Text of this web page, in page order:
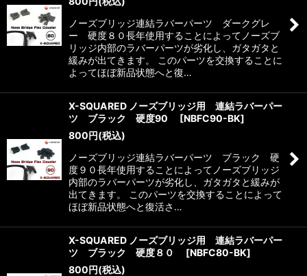
ノーズブリッジ連結ラバーパーツ ダークグレ
ー 硬度８０長年使用することによってノーズブ
リッジ内部のラバーパーツが劣化し、ガタガタと
緩みが出てきます。 このパーツを交換することに
よってほぼ新品状態へと復…
X-SQUARED ノーズブリッジ用 連結ラバーパー
ツ ブラック 硬度90
[NBFC90-BK]
800円(税込)
ノーズブリッジ連結ラバーパーツ ブラック 硬
度９０長年使用することによってノーズブリッジ
内部のラバーパーツが劣化し、ガタガタと緩みが
出てきます。 このパーツを交換することによって
ほぼ新品状態へと復活さ…
X-SQUARED ノーズブリッジ用 連結ラバーパー
ツ ブラック 硬度８０
[NBFC80-BK]
800円(税込)